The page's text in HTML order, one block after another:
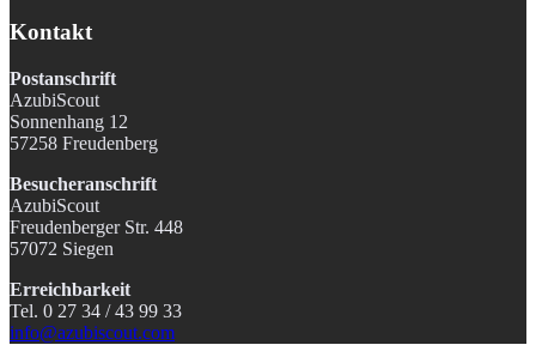
Kontakt
Postanschrift
AzubiScout
Sonnenhang 12
57258 Freudenberg
Besucheranschrift
AzubiScout
Freudenberger Str. 448
57072 Siegen
Erreichbarkeit
Tel. 0 27 34 / 43 99 33
info@azubiscout.com